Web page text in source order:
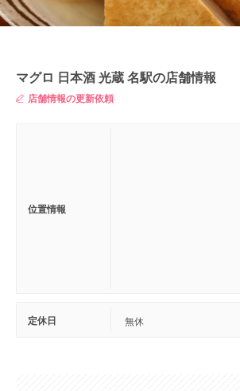
マグロ 日本酒 光蔵 名駅の店舗情報
店舗情報の更新依頼
位置情報
定休日 無休